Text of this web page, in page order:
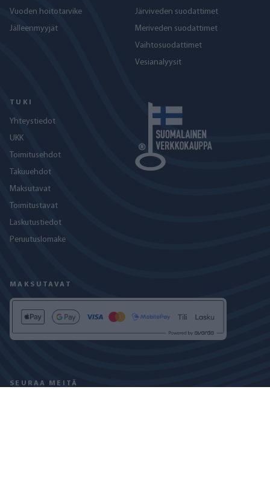
Vuoden hoitotarvike
Jälleenmyyjät
Järviveden suodattimet
Meriveden suodattimet
Vaihtosuodattimet
Vesianalyysit
TUKI
Yhteystiedot
UKK
Toimitusehdot
Takuuehdot
Maksutavat
Toimitustavat
Laskutustiedot
Peruutuslomake
MAKSUTAVAT
SEURAA MEITÄ